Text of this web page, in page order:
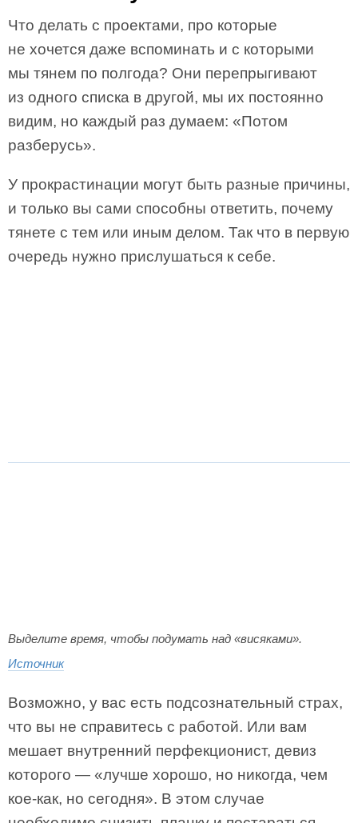
Что делать с проектами, про которые
не хочется даже вспоминать и с которыми
мы тянем по полгода? Они перепрыгивают
из одного списка в другой, мы их постоянно
видим, но каждый раз думаем: «Потом
разберусь».
У прокрастинации могут быть разные причины,
и только вы сами способны ответить, почему
тянете с тем или иным делом. Так что в первую
очередь нужно прислушаться к себе.
Выделите время, чтобы подумать над «висяками».
Источник
Возможно, у вас есть подсознательный страх,
что вы не справитесь с работой. Или вам
мешает внутренний перфекционист, девиз
которого — «лучше хорошо, но никогда, чем
кое-как, но сегодня». В этом случае